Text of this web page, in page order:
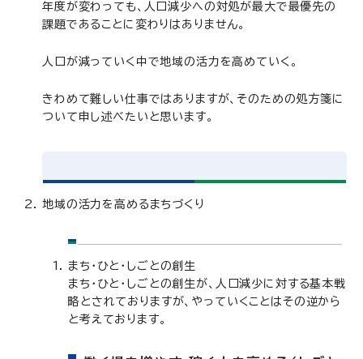
年度が変わっても、人口減少への対処が最大で最優先の
課題であることに変わりはありません。
人口が減っていく中で地域の活力を高めていく。
きわめて難しい仕事ではありますが、そのための処方箋に
ついて申し述べたいと思います。
地域の活力を高めるまちづくり
まち・ひと・しごとの創生
まち・ひと・しごとの創生が、人口減少に対する基本戦
略とされておりますが、やっていくことはその逆から
と考えております。